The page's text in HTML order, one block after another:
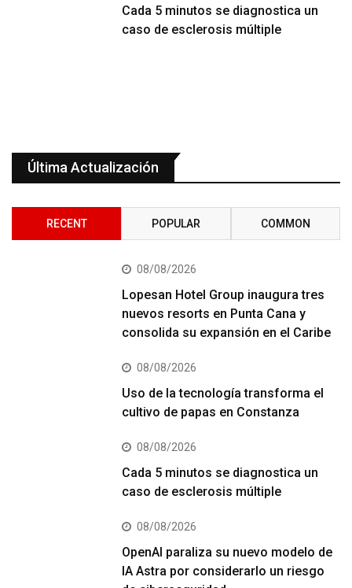
Cada 5 minutos se diagnostica un
caso de esclerosis múltiple
Última Actualización
RECENT POPULAR COMMON
08/08/2026
Lopesan Hotel Group inaugura tres
nuevos resorts en Punta Cana y
consolida su expansión en el Caribe
08/08/2026
Uso de la tecnología transforma el
cultivo de papas en Constanza
08/08/2026
Cada 5 minutos se diagnostica un
caso de esclerosis múltiple
08/08/2026
OpenAI paraliza su nuevo modelo de
IA Astra por considerarlo un riesgo